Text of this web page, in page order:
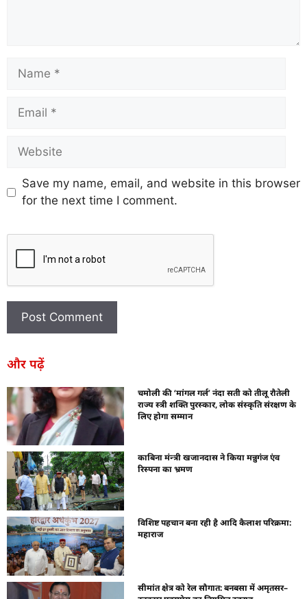
Save my name, email, and website in this browser
for the next time I comment.
और पढ़ें
चमोली की ‘मांगल गर्ल’ नंदा सती को तीलू रौतेली
राज्य स्त्री शक्ति पुरस्कार, लोक संस्कृति संरक्षण के
लिए होगा सम्मान
काबिना मंन्त्री खजानदास ने किया मन्नुगंज एंव
रिस्पना का भ्रमण
विशिष्ट पहचान बना रही है आदि कैलाश परिक्रमा:
महाराज
सीमांत क्षेत्र को रेल सौगात: बनबसा में अमृतसर–